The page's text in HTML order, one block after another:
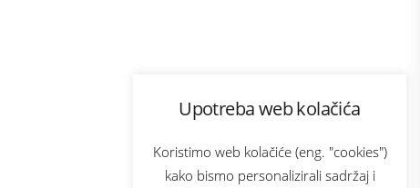
Upotreba web kolačića
Koristimo web kolačiće (eng. "cookies")
kako bismo personalizirali sadržaj i
Bonus plus
Prijava za newsletter